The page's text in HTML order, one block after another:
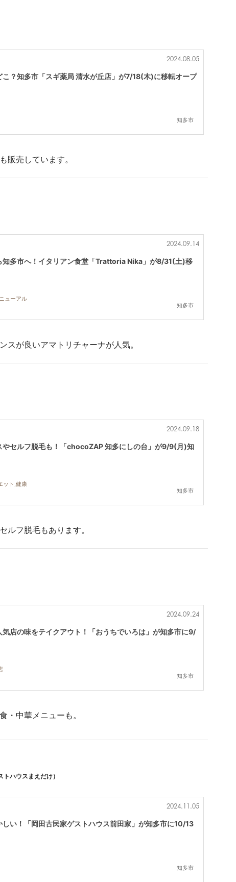
知多市
2024.08.05
こ？知多市「スギ薬局 清水が丘店」が7/18(木)に移転オープ
販売しています。
知多市
2024.09.14
知多市へ！イタリアン食堂「Trattoria Nika」が8/31(土)移
ューアル
が良いアマトリチャーナが人気。
知多市
2024.09.18
やセルフ脱毛も！「chocoZAP 知多にしの台」が9/9(月)知
ット,健康
ルフ脱毛もあります。
知多市
2024.09.24
気店の味をテイクアウト！「おうちでいろは」が知多市に9/
・中華メニューも。
トハウスまえだけ）
知多市
2024.11.05
しい！「岡田古民家ゲストハウス前田家」が知多市に10/13